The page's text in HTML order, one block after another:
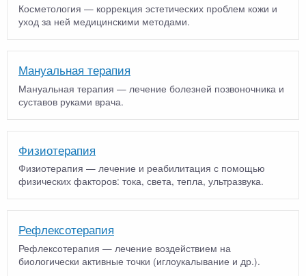
Косметология — коррекция эстетических проблем кожи и
уход за ней медицинскими методами.
Мануальная терапия
Мануальная терапия — лечение болезней позвоночника и
суставов руками врача.
Физиотерапия
Физиотерапия — лечение и реабилитация с помощью
физических факторов: тока, света, тепла, ультразвука.
Рефлексотерапия
Рефлексотерапия — лечение воздействием на
биологически активные точки (иглоукалывание и др.).